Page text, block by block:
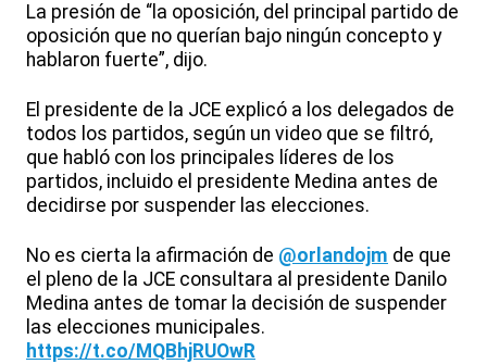
La presión de “la oposición, del principal partido de
oposición que no querían bajo ningún concepto y
hablaron fuerte”, dijo.
El presidente de la JCE explicó a los delegados de
todos los partidos, según un video que se filtró,
que habló con los principales líderes de los
partidos, incluido el presidente Medina antes de
decidirse por suspender las elecciones.
No es cierta la afirmación de @orlandojm de que
el pleno de la JCE consultara al presidente Danilo
Medina antes de tomar la decisión de suspender
las elecciones municipales.
https://t.co/MQBhjRUOwR